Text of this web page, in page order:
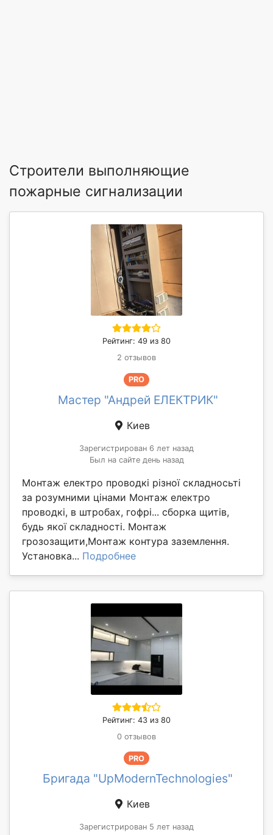
Строители выполняющие
пожарные сигнализации
Рейтинг: 49 из 80
2 отзывов
PRO
Мастер "Андрей ЕЛЕКТРИК"
Киев
Зарегистрирован 6 лет назад
Был на сайте день назад
Монтаж електро проводкі різної складносьті
за розумними цінами Монтаж електро
проводкі, в штробах, гофрі... сборка щитів,
будь якої складності. Монтаж
грозозащити,Монтаж контура заземлення.
Установка... Подробнее
Рейтинг: 43 из 80
0 отзывов
PRO
Бригада "UpModernTechnologies"
Киев
Зарегистрирован 5 лет назад